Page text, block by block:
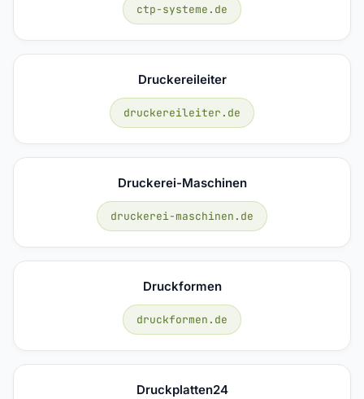
ctp-systeme.de
Druckereileiter
druckereileiter.de
Druckerei-Maschinen
druckerei-maschinen.de
Druckformen
druckformen.de
Druckplatten24